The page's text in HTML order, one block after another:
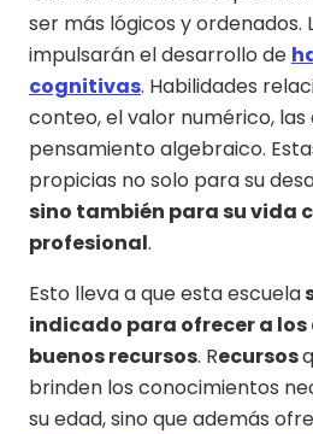
ser más lógicos y ordenados.
impulsarán el desarrollo de
cognitivas. Habilidades
conteo, el valor numérico,
pensamiento algebraico.
propicias no solo para su
sino también para su vida
profesional.
Esto lleva a que esta escuela
indicado para ofrecer a
buenos recursos. Recursos
brinden los conocimientos
su edad, sino que además